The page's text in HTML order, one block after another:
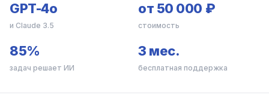
GPT-4o
и Claude 3.5
от 50 000 ₽
стоимость
85%
задач решает ИИ
3 мес.
бесплатная поддержка